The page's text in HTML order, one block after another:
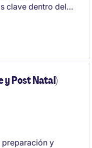
clave dentro del
de análisis
financieros.
y Post Natal)
preparación y